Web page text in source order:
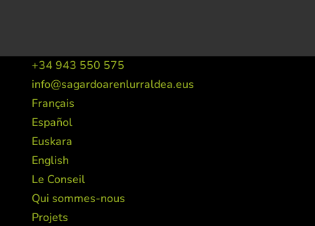
+34 943 550 575
info@sagardoarenlurraldea.eus
Français
Español
Euskara
English
Le Conseil
Qui sommes-nous
Projets